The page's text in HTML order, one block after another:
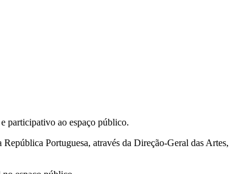
participativo ao espaço público.
Portuguesa, através da Direção-Geral das Artes,